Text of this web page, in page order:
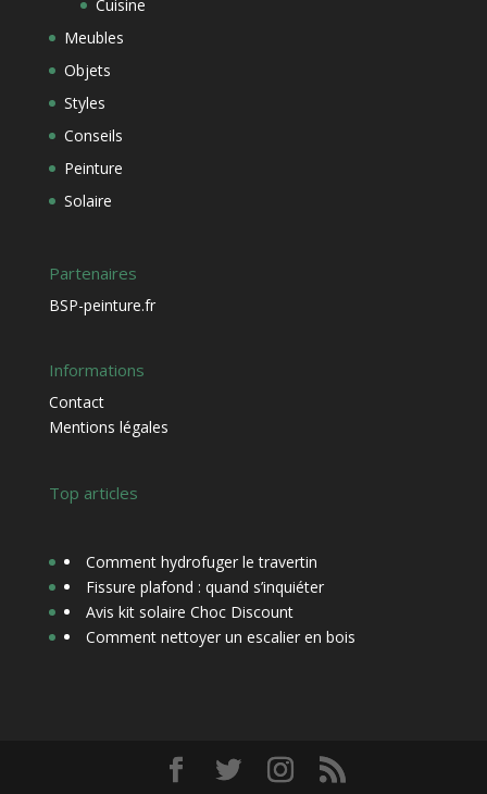
Cuisine
Meubles
Objets
Styles
Conseils
Peinture
Solaire
Partenaires
BSP-peinture.fr
Informations
Contact
Mentions légales
Top articles
Comment hydrofuger le travertin
Fissure plafond : quand s’inquiéter
Avis kit solaire Choc Discount
Comment nettoyer un escalier en bois